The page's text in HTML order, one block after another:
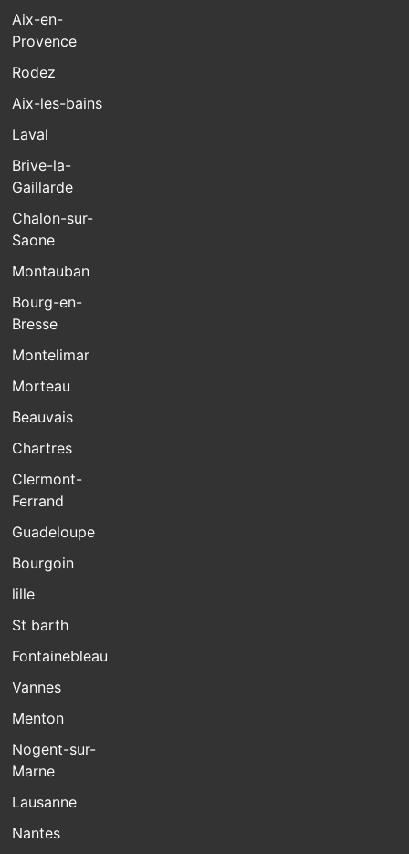
Aix-en-
Provence
Rodez
Aix-les-bains
Laval
Brive-la-
Gaillarde
Chalon-sur-
Saone
Montauban
Bourg-en-
Bresse
Montelimar
Morteau
Beauvais
Chartres
Clermont-
Ferrand
Guadeloupe
Bourgoin
lille
St barth
Fontainebleau
Vannes
Menton
Nogent-sur-
Marne
Lausanne
Nantes